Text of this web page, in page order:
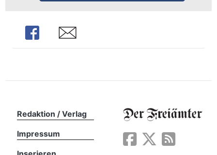
Share Share
Redaktion / Verlag
Impressum